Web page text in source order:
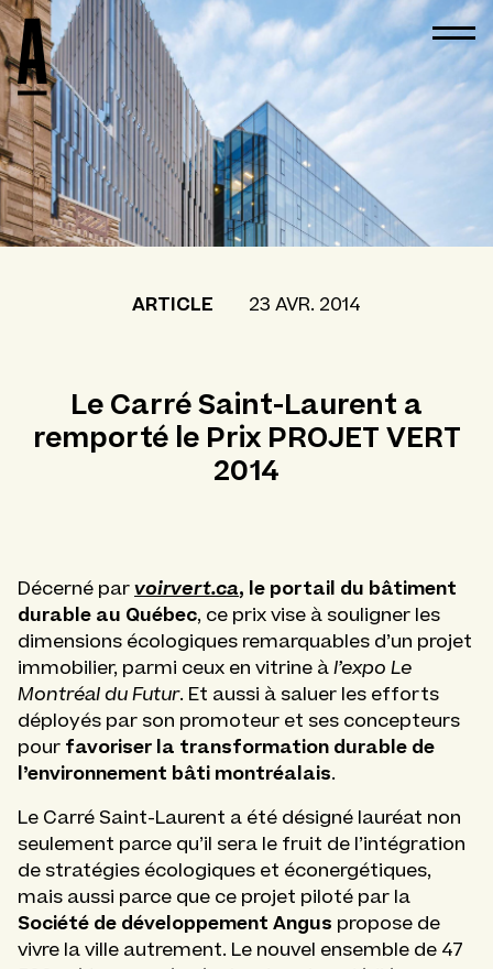
ARTICLE 23 AVR. 2014
Le Carré Saint-Laurent a
remporté le Prix PROJET VERT
2014
Décerné par voirvert.ca, le portail du bâtiment
durable au Québec, ce prix vise à souligner les
dimensions écologiques remarquables d’un projet
immobilier, parmi ceux en vitrine à l’expo Le
Montréal du Futur. Et aussi à saluer les efforts
déployés par son promoteur et ses concepteurs
pour favoriser la transformation durable de
l’environnement bâti montréalais.
Le Carré Saint-Laurent a été désigné lauréat non
seulement parce qu’il sera le fruit de l’intégration
de stratégies écologiques et éconergétiques,
mais aussi parce que ce projet piloté par la
Société de développement Angus propose de
vivre la ville autrement. Le nouvel ensemble de 47